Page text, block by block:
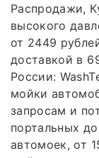
Распродажи,
высокого
от 2449
доставкой в
России:
мойки
запросам и
портальных
автомоек, от